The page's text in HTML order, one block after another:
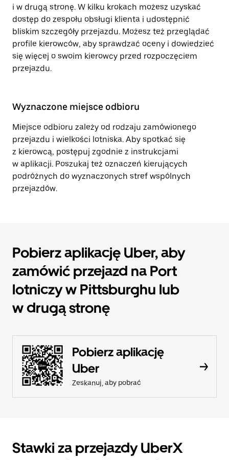
i w drugą stronę. W kilku krokach możesz uzyskać
dostęp do zespołu obsługi klienta i udostępnić
bliskim szczegóły przejazdu. Możesz też przeglądać
profile kierowców, aby sprawdzać oceny i dowiedzieć
się więcej o swoim kierowcy przed rozpoczęciem
przejazdu.
Wyznaczone miejsce odbioru
Miejsce odbioru zależy od rodzaju zamówionego
przejazdu i wielkości lotniska. Aby spotkać się
z kierowcą, postępuj zgodnie z instrukcjami
w aplikacji. Poszukaj też oznaczeń kierujących
podróżnych do wyznaczonych stref wspólnych
przejazdów.
Pobierz aplikację Uber, aby
zamówić przejazd na Port
lotniczy w Pittsburghu lub
w drugą stronę
Pobierz aplikację
Uber
Zeskanuj, aby pobrać
Stawki za przejazdy UberX